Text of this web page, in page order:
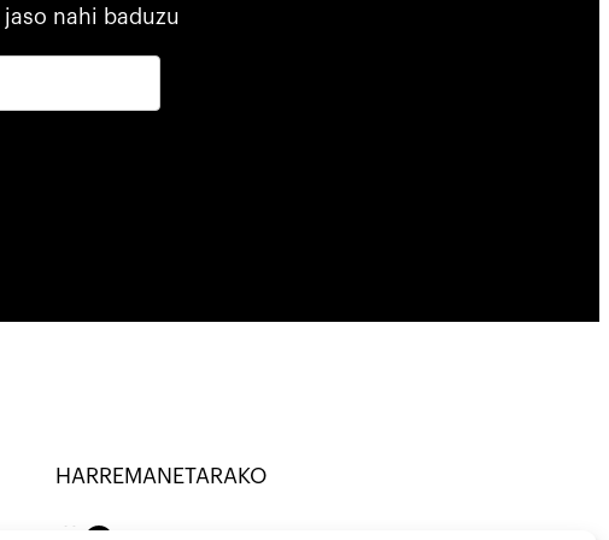
jaso nahi baduzu
HARREMANETARAKO